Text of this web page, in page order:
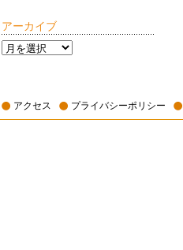
アーカイブ
ア
イ
ブ
アクセス プライバシーポリシー